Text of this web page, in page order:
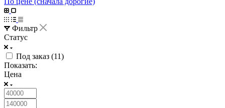
Фильтр
Статус
Под заказ (11)
Показать:
Цена